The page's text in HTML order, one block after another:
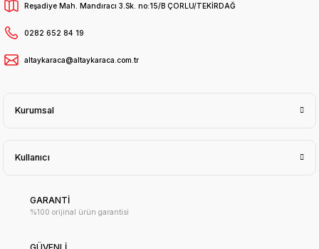
Reşadiye Mah. Mandıracı 3.Sk. no:15/B ÇORLU/TEKİRDAĞ
0282 652 84 19
altaykaraca@altaykaraca.com.tr
Kurumsal
Kullanıcı
GARANTİ
%100 orijinal ürün garantisi